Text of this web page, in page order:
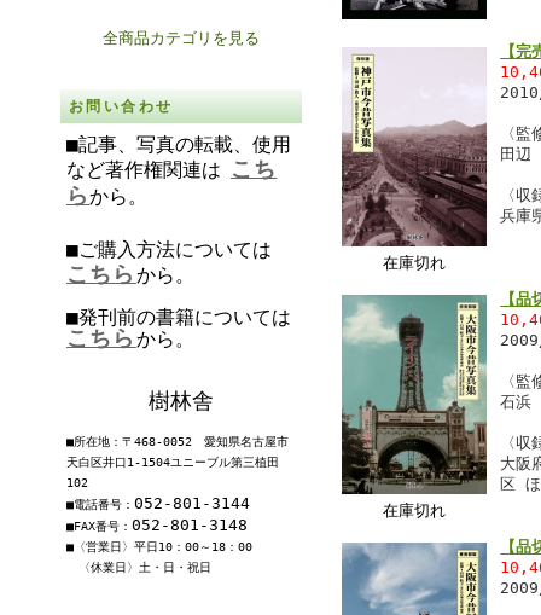
全商品カテゴリを見る
お問い合わせ
■記事、写真の転載、使用
など著作権関連は こち
らから。
■ご購入方法については
こちら から。
■発刊前の書籍については
こちら から。
樹林舎
■所在地：〒468-0052 愛知県名古屋市
天白区井口1-1504ユニーブル第三植田
102
■電話番号： 052-801-3144
■FAX番号： 052-801-3148
■〈営業日〉平日10：00～18：00
〈休業日〉土・日・祝日
在庫切れ
【
〈監
田辺
〈収
兵庫
在庫切れ
【
〈監
石浜
〈収
大阪
区
【